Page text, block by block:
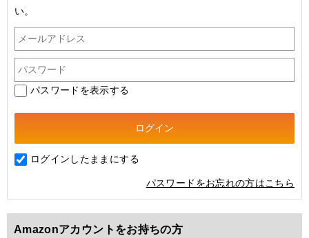
い。
パスワードを表示する
ログインしたままにする
パスワードをお忘れの方はこちら
Amazonアカウントをお持ちの方